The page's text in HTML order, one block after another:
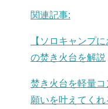
関連記事:
【ソロキャンプ
の焚き火台を解説
焚き火台を軽量
願いを叶えてく